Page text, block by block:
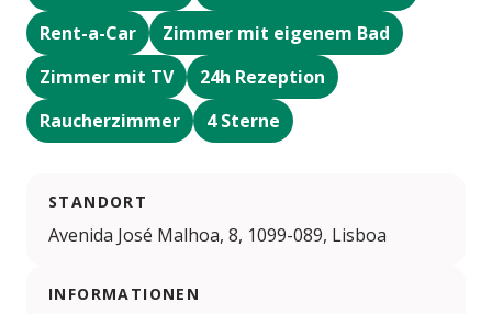
Rent-a-Car
Zimmer mit eigenem Bad
Zimmer mit TV
24h Rezeption
Raucherzimmer
4 Sterne
STANDORT
Avenida José Malhoa, 8, 1099-089, Lisboa
INFORMATIONEN